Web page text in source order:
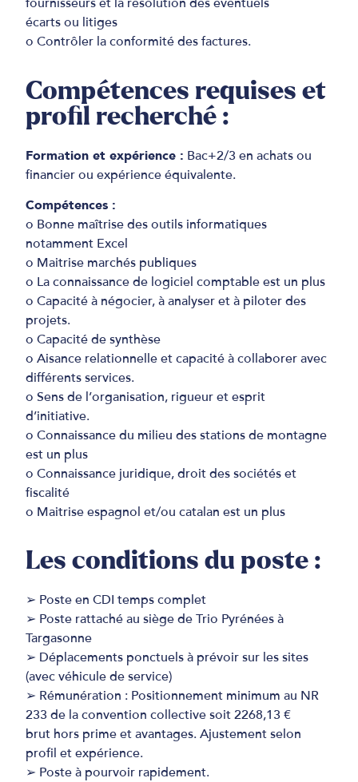
fournisseurs et la résolution des éventuels
écarts ou litiges
o Contrôler la conformité des factures.
Compétences requises et
profil recherché :
Formation et expérience : Bac+2/3 en achats ou
financier ou expérience équivalente.
Compétences :
o Bonne maîtrise des outils informatiques
notamment Excel
o Maitrise marchés publiques
o La connaissance de logiciel comptable est un plus
o Capacité à négocier, à analyser et à piloter des
projets.
o Capacité de synthèse
o Aisance relationnelle et capacité à collaborer avec
différents services.
o Sens de l’organisation, rigueur et esprit
d’initiative.
o Connaissance du milieu des stations de montagne
est un plus
o Connaissance juridique, droit des sociétés et
fiscalité
o Maitrise espagnol et/ou catalan est un plus
Les conditions du poste :
➢ Poste en CDI temps complet
➢ Poste rattaché au siège de Trio Pyrénées à
Targasonne
➢ Déplacements ponctuels à prévoir sur les sites
(avec véhicule de service)
➢ Rémunération : Positionnement minimum au NR
233 de la convention collective soit 2268,13 €
brut hors prime et avantages. Ajustement selon
profil et expérience.
➢ Poste à pourvoir rapidement.